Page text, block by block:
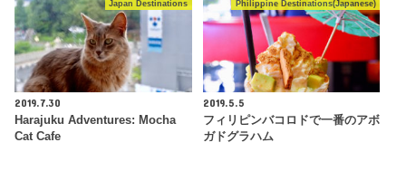
Japan Destinations
2019.7.30
Harajuku Adventures: Mocha
Cat Cafe
Philippine Destinations(Japanese)
2019.5.5
フィリピンバコロドで一番のアボ
ガドグラハム